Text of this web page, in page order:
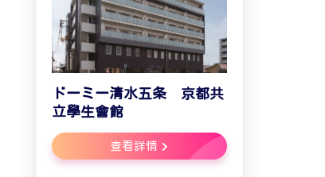
ドーミー清水五条 京都共
立學生會館
查看詳情